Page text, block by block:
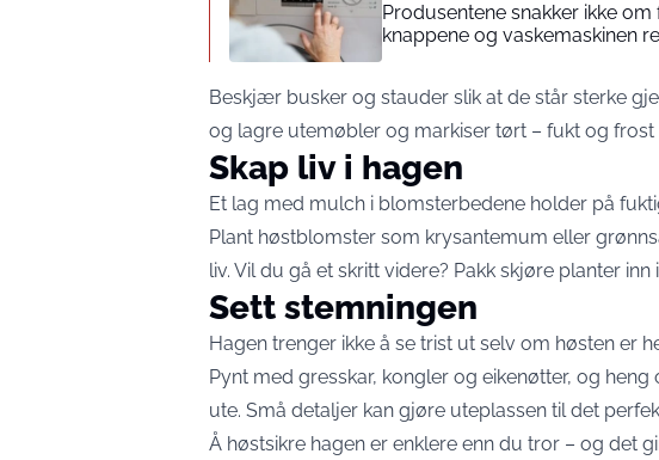
Produsentene snakker ikke
knappene og vaskemaskinen
Beskjær busker og stauder slik at de står sterke
og lagre utemøbler og markiser tørt – fukt og
Skap liv i hagen
Et lag med mulch i blomsterbedene holder på
Plant høstblomster som krysantemum eller
liv. Vil du gå et skritt videre? Pakk skjøre planter
Sett stemningen
Hagen trenger ikke å se trist ut selv om høsten er
Pynt med gresskar, kongler og eikenøtter, og
ute. Små detaljer kan gjøre uteplassen til det
Å høstsikre hagen er enklere enn du tror – og det